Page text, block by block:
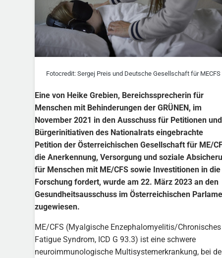
Fotocredit: Sergej Preis und Deutsche Gesellschaft für MECFS
Eine von Heike Grebien, Bereichssprecherin für
Menschen mit Behinderungen der GRÜNEN, im
November 2021 in den Ausschuss für Petitionen und
Bürgerinitiativen des Nationalrats eingebrachte
Petition der Österreichischen Gesellschaft für ME/
die Anerkennung, Versorgung und soziale
für Menschen mit ME/CFS sowie Investitionen in die
Forschung fordert, wurde am 22. März 2023 an den
Gesundheitsausschuss im Österreichischen
zugewiesen.
ME/CFS (Myalgische Enzephalomyelitis/Chronisches
Fatigue Syndrom, ICD G 93.3) ist eine schwere
neuroimmunologische Multisystemerkrankung, bei